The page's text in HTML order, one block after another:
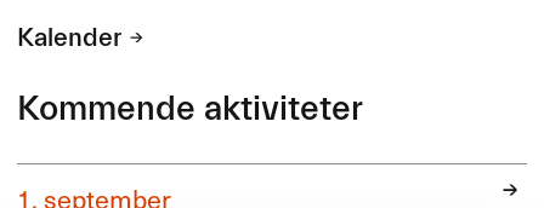
Kalender
Kommende aktiviteter
1. september